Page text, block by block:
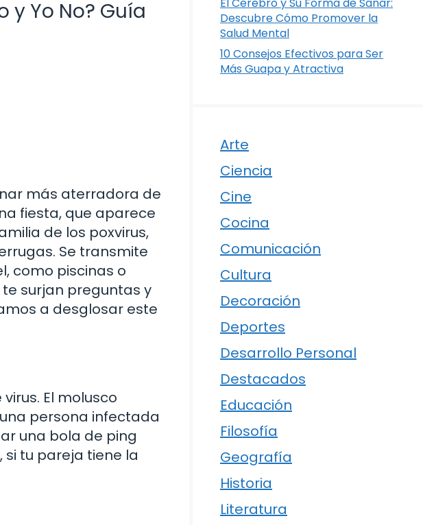
y Yo No? Guía
más aterradora de
fiesta, que aparece
de los poxvirus,
Se transmite
como piscinas o
surjan preguntas y
a desglosar este
El molusco
persona infectada
una bola de ping
si tu pareja tiene la
Descubre Cómo Promover la
Salud Mental
10 Consejos Efectivos para Ser
Más Guapa y Atractiva
Arte
Ciencia
Cine
Cocina
Comunicación
Cultura
Decoración
Deportes
Desarrollo Personal
Destacados
Educación
Filosofía
Geografía
Historia
Literatura